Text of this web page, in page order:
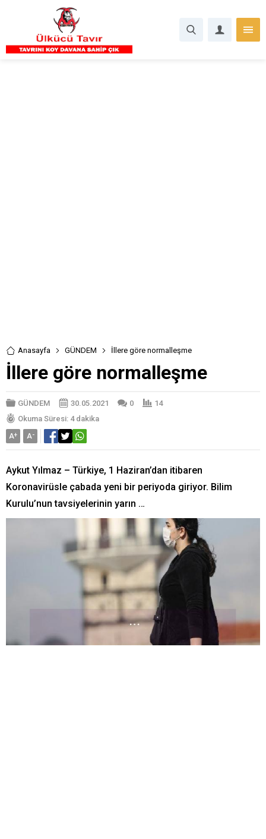
Anasayfa GÜNDEM İllere göre normalleşme
İllere göre normalleşme
GÜNDEM 30.05.2021 0
14
Okuma Süresi: 4 dakika
A+ A-
Aykut Yılmaz – Türkiye, 1 Haziran’dan itibaren
Koronavirüsle çabada yeni bir periyoda giriyor. Bilim
Kurulu’nun tavsiyelerinin yarın …